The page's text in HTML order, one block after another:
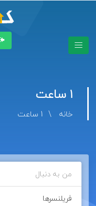
1 ساعت
خانه 1 ساعت
فریلنسرها